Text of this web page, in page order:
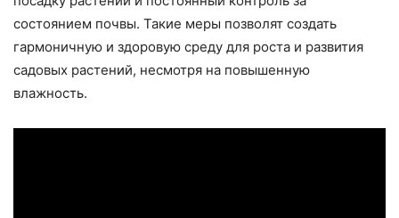
состоянием почвы. Такие меры позволят создать
гармоничную и здоровую среду для роста и развития
садовых растений, несмотря на повышенную
влажность.